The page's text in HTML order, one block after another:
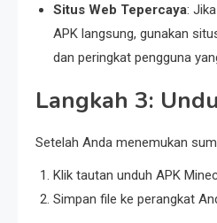
Situs Web Tepercaya:
APK langsung, gunakan
dan peringkat pengguna
Langkah 3:
Setelah Anda menemukan
Klik tautan unduh APK
Simpan file ke perangkat